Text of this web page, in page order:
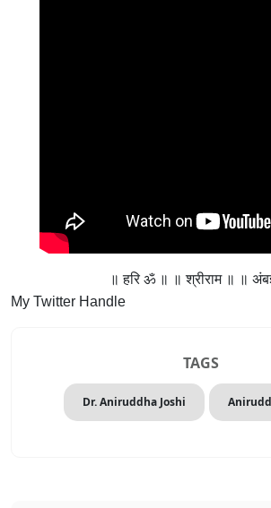
॥ हरि ॐ ॥ ॥ श्रीराम ॥ ॥
My Twitter Handle
TAGS
Dr. Aniruddha Joshi